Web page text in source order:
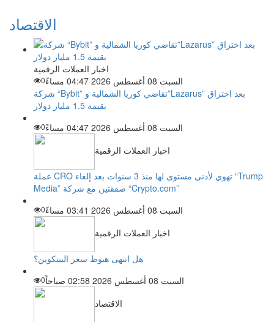
الاقتصاد
اخبار العملات الرقمية
السبت 08 أغسطس 2026 04:47 مساءً
0
شركة “Bybit” تقاضي كوريا الشمالية و”Lazarus” بعد اختراق
بقيمة 1.5 مليار دولار
السبت 08 أغسطس 2026 04:47 مساءً
0
اخبار العملات الرقمية
عملة CRO تهوي لأدنى مستوى لها منذ 3 سنوات بعد إلغاء “Trump
Media” صفقتين مع شركة “Crypto.com”
السبت 08 أغسطس 2026 03:41 مساءً
0
اخبار العملات الرقمية
هل انتهى هبوط سعر البيتكوين؟
السبت 08 أغسطس 2026 02:58 صباحاً
0
الاقتصاد